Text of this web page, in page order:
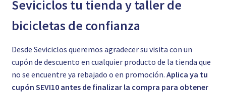
Seviciclos tu tienda y taller de
bicicletas de confianza
Desde Seviciclos queremos agradecer su visita con un
cupón de descuento en cualquier producto de la tienda que
no se encuentre ya rebajado o en promoción. Aplica ya tu
cupón SEVI10 antes de finalizar la compra para obtener